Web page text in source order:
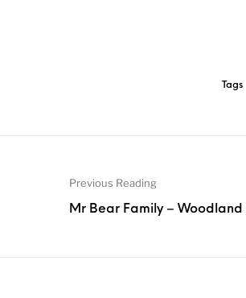
Tags
Previous Reading
Mr Bear Family –